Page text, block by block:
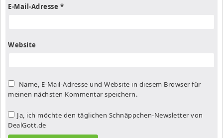
E-Mail-Adresse *
Website
Name, E-Mail-Adresse und Website in diesem Browser für
meinen nächsten Kommentar speichern.
Ja, ich möchte den täglichen Schnäppchen-Newsletter von
DealGott.de